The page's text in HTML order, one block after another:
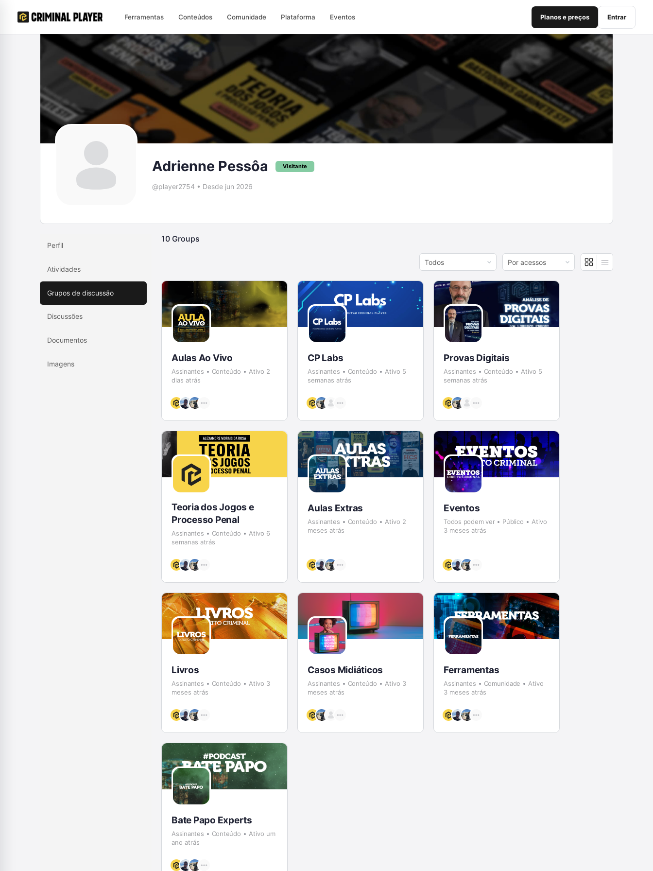
Ferramentas Conteúdos Comunidade Plataforma Eventos Planos e preços Entrar
Adrienne Pessôa Visitante
@player2754 • Desde jun 2026
Perfil
Atividades
Grupos de discussão
Discussões
Documentos
Imagens
10 Groups
Order
By:
Order
By:
Aulas Ao Vivo
Assinantes Conteúdo
Ativo 2
dias atrás
CP Labs
Assinantes Conteúdo
Ativo 5
semanas atrás
Provas Digitais
Assinantes Conteúdo
Ativo 5
semanas atrás
Teoria dos Jogos e
Processo Penal
Assinantes Conteúdo
Ativo 6
semanas atrás
Aulas Extras
Assinantes Conteúdo
Ativo 2
meses atrás
Eventos
Todos podem ver Público
Ativo
3 meses atrás
Livros
Assinantes Conteúdo
Ativo 3
meses atrás
Casos Midiáticos
Assinantes Conteúdo
Ativo 3
meses atrás
Ferramentas
Assinantes Comunidade
Ativo
3 meses atrás
Bate Papo Experts
Assinantes Conteúdo
Ativo um
ano atrás